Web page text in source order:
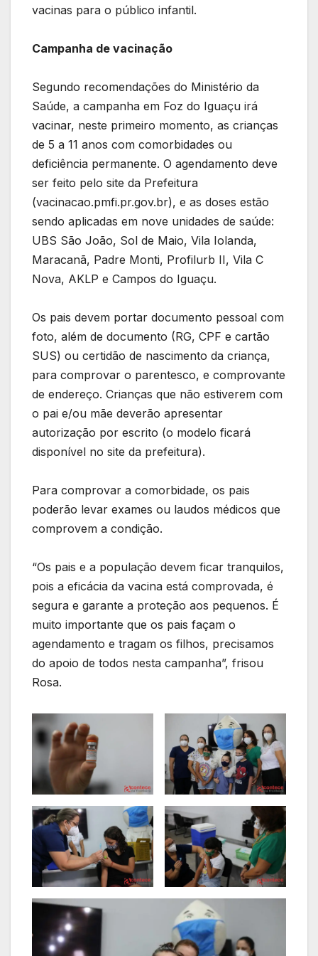
vacinas para o público infantil.
Campanha de vacinação
Segundo recomendações do Ministério da
Saúde, a campanha em Foz do Iguaçu irá
vacinar, neste primeiro momento, as crianças
de 5 a 11 anos com comorbidades ou
deficiência permanente. O agendamento deve
ser feito pelo site da Prefeitura
(vacinacao.pmfi.pr.gov.br), e as doses estão
sendo aplicadas em nove unidades de saúde:
UBS São João, Sol de Maio, Vila Iolanda,
Maracanã, Padre Monti, Profilurb II, Vila C
Nova, AKLP e Campos do Iguaçu.
Os pais devem portar documento pessoal com
foto, além de documento (RG, CPF e cartão
SUS) ou certidão de nascimento da criança,
para comprovar o parentesco, e comprovante
de endereço. Crianças que não estiverem com
o pai e/ou mãe deverão apresentar
autorização por escrito (o modelo ficará
disponível no site da prefeitura).
Para comprovar a comorbidade, os pais
poderão levar exames ou laudos médicos que
comprovem a condição.
“Os pais e a população devem ficar tranquilos,
pois a eficácia da vacina está comprovada, é
segura e garante a proteção aos pequenos. É
muito importante que os pais façam o
agendamento e tragam os filhos, precisamos
do apoio de todos nesta campanha”, frisou
Rosa.